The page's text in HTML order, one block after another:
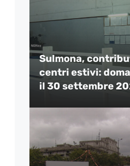
Sulmona,
centri estivi:
il 30 settembre